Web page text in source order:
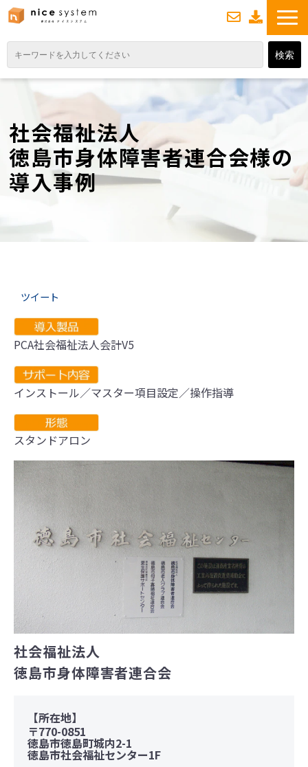
業務DXソリューション
業務から探す
業務のお悩みスッキリ通信
社会福祉法人
徳島市身体障害者連合会様の
導入事例
ツイート
PCA社会福祉法人会計V5
インストール／マスター項目設定／操作指導
スタンドアロン
社会福祉法人
徳島市身体障害者連合会
【所在地】
〒770-0851
徳島市徳島町城内2-1
徳島市社会福祉センター1F